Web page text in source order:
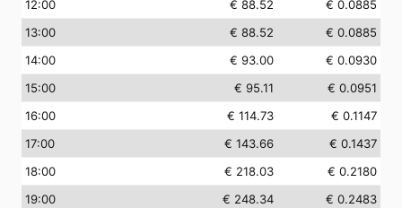
12:00 € 88.52
€ 0.0885
13:00 € 88.52
€ 0.0885
14:00 € 93.00
€ 0.0930
15:00 € 95.11
€ 0.0951
16:00 € 114.73
€ 0.1147
17:00 € 143.66
€ 0.1437
18:00 € 218.03
€ 0.2180
19:00 € 248.34
€ 0.2483